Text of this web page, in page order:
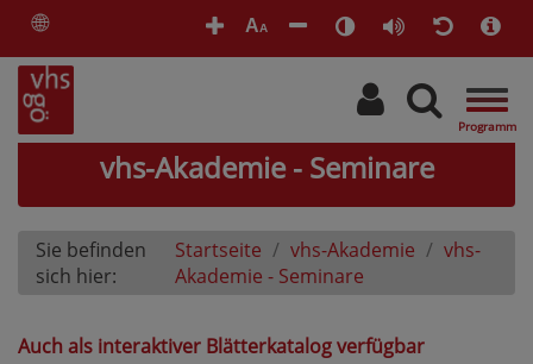
🌐 AA
vhs-Akademie - Seminare
Sie befinden
sich hier:
Startseite vhs-Akademie
vhs-
Akademie - Seminare
Auch als interaktiver Blätterkatalog verfügbar